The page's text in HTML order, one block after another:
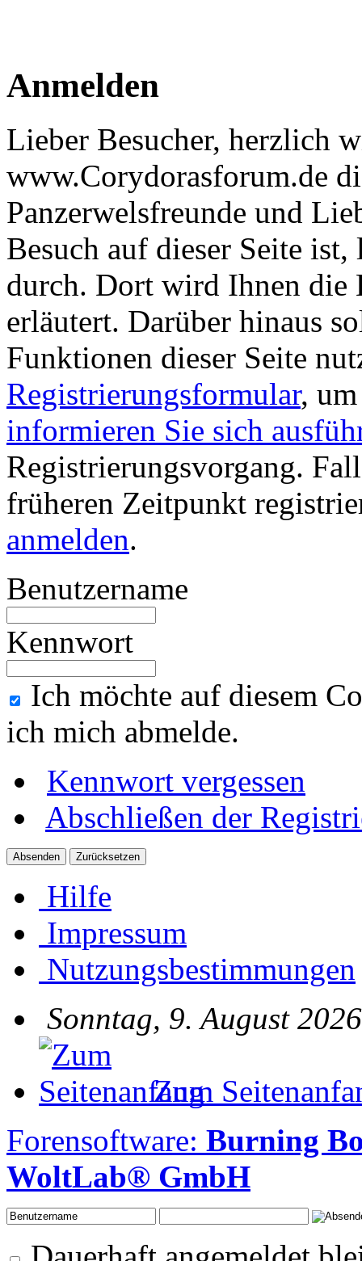
Anmelden
Lieber Besucher, herzlich
www.Corydorasforum.de
Panzerwelsfreunde und
Besuch auf dieser Seite
durch. Dort wird Ihnen die
erläutert. Darüber hinaus
Funktionen dieser Seite
Registrierungsformular,
informieren Sie sich
Registrierungsvorgang.
früheren Zeitpunkt
anmelden.
Benutzername
Kennwort
Ich möchte auf diesem
ich mich abmelde.
Kennwort vergessen
Abschließen der
Hilfe
Impressum
Nutzungsbestimmungen
Sonntag, 9. August
Zum
Forensoftware: Burning
WoltLab® GmbH